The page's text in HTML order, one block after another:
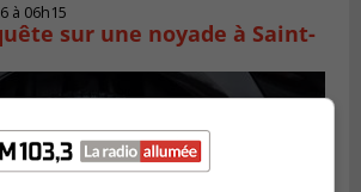
à 06h15
sur une noyade à Saint-